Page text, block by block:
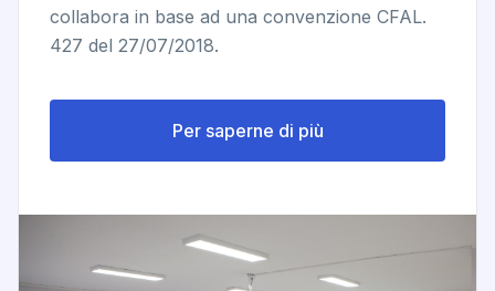
collabora in base ad una convenzione CFAL.
427 del 27/07/2018.
Per saperne di più